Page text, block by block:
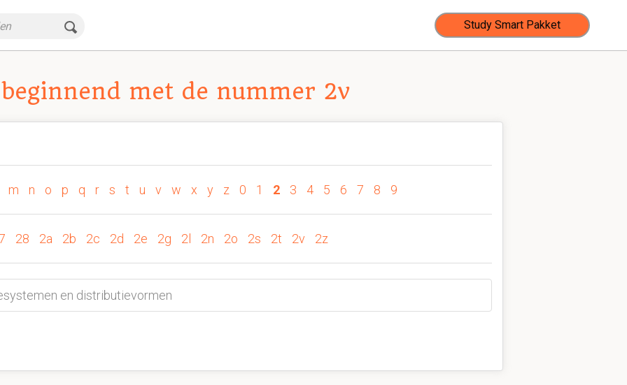
Study Smart Pakket
met de nummer 2v
m n o p q r s t u v w x y z 0 1 2 3 4 5 6 7 8 9
28 2a 2b 2c 2d 2e 2g 2l 2n 2o 2s 2t 2v 2z
en distributievormen